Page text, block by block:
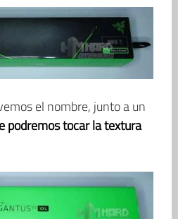
el nombre, junto a un
podremos tocar la textura